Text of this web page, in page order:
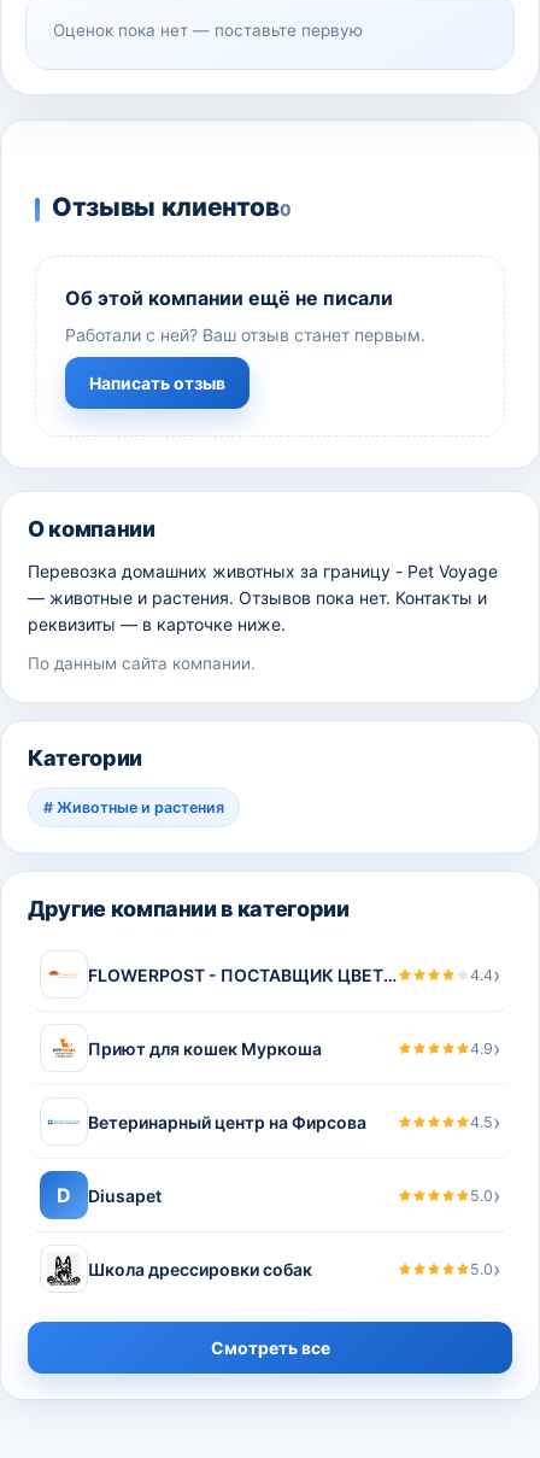
Оценок пока нет — поставьте первую
Отзывы клиентов0
Об этой компании ещё не писали
Работали с ней? Ваш отзыв станет первым.
Написать отзыв
О компании
Перевозка домашних животных за границу - Pet Voyage
— животные и растения. Отзывов пока нет. Контакты и
реквизиты — в карточке ниже.
По данным сайта компании.
Категории
# Животные и растения
Другие компании в категории
FLOWERPOST - ПОСТАВЩИК ЦВЕТОВ №1 4.4›
Приют для кошек Муркоша 4.9›
Ветеринарный центр на Фирсова 4.5›
D Diusapet 5.0›
Школа дрессировки собак 5.0›
Смотреть все